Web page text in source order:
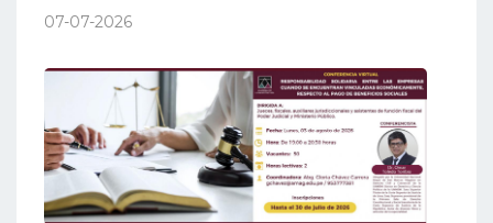
07-07-2026